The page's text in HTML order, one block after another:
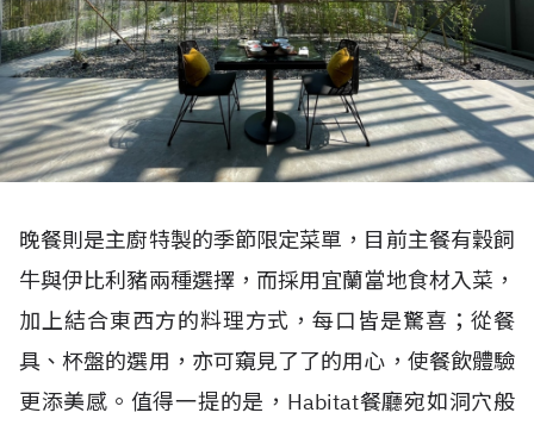
晚餐則是主廚特製的季節限定菜單，目前主餐有穀飼
牛與伊比利豬兩種選擇，而採用宜蘭當地食材入菜，
加上結合東西方的料理方式，每口皆是驚喜；從餐
具、杯盤的選用，亦可窺見了了的用心，使餐飲體驗
更添美感。值得一提的是，Habitat餐廳宛如洞穴般